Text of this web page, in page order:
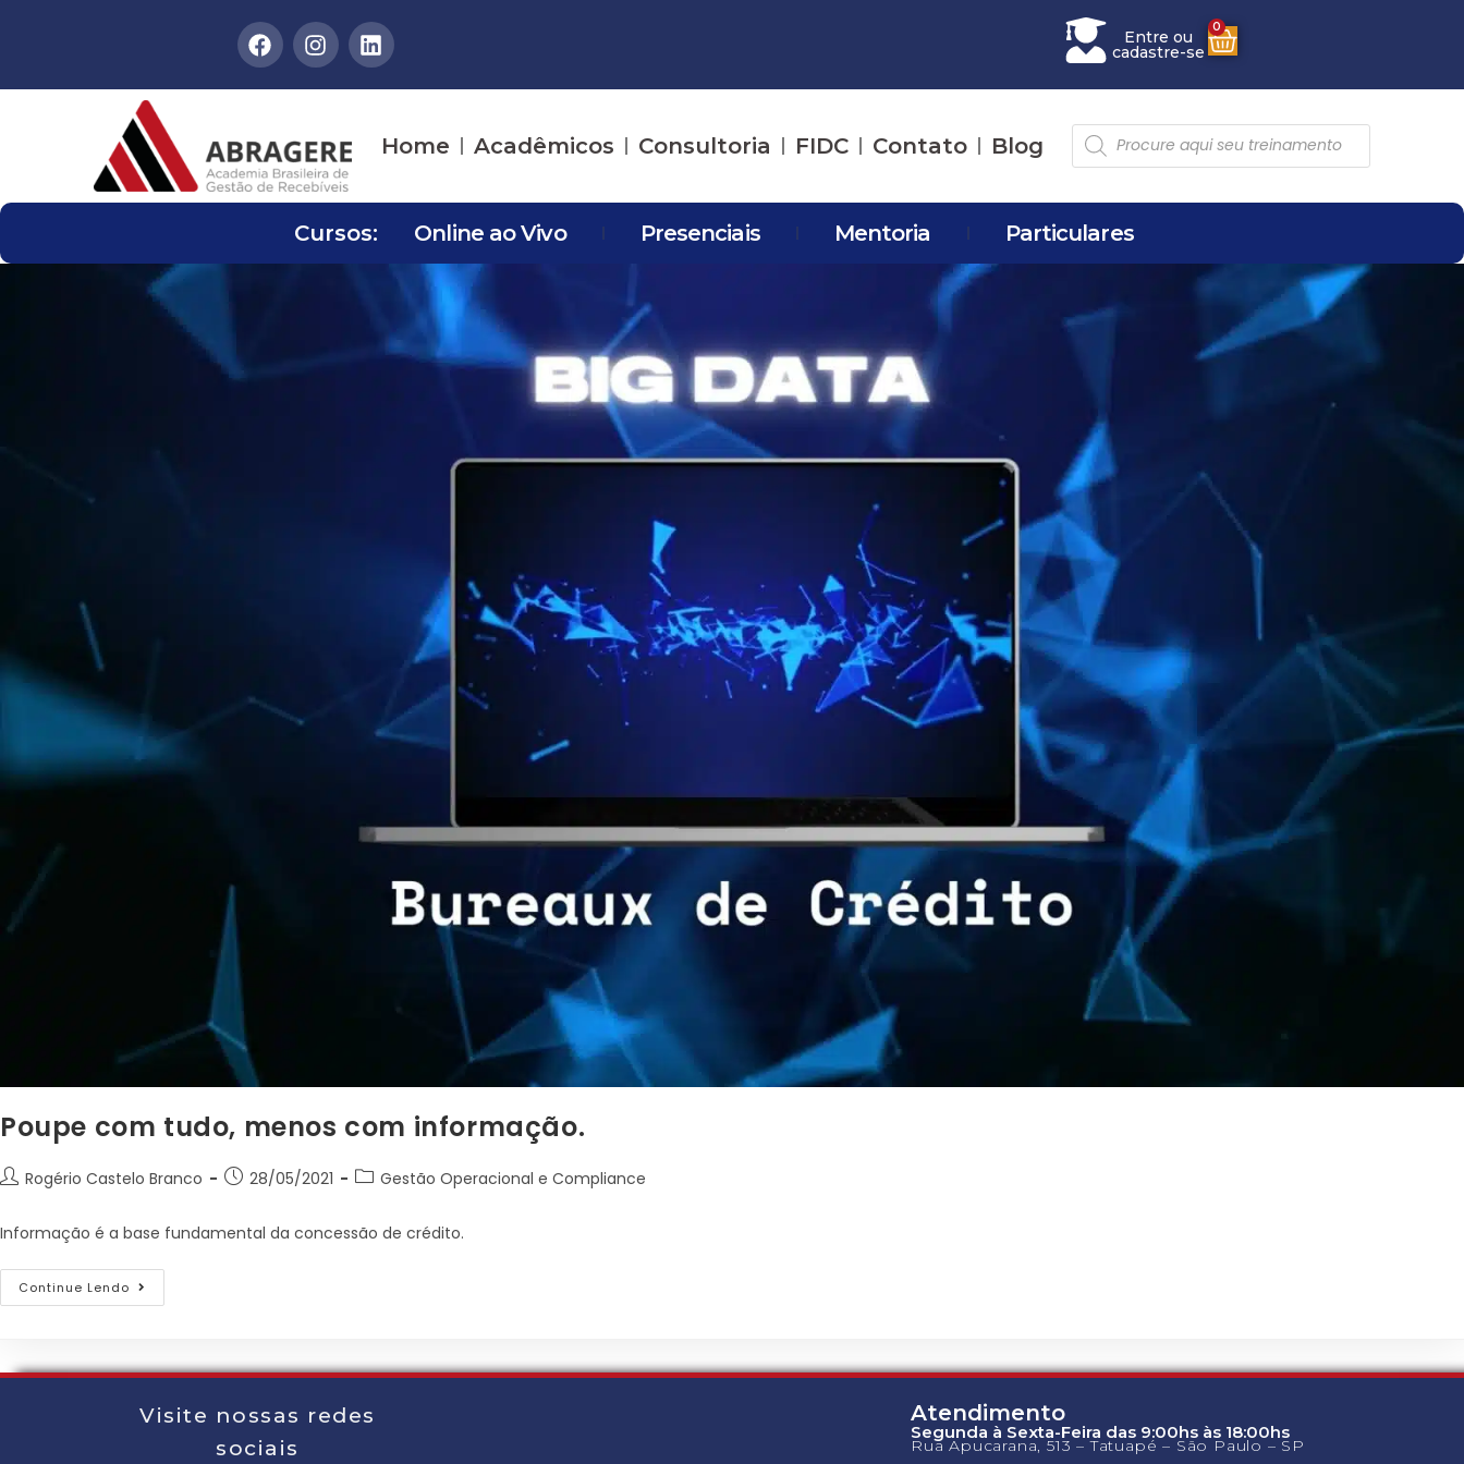
Entre ou
cadastre-se
0
Home Acadêmicos Consultoria FIDC Contato Blog
Cursos: Online ao Vivo Presenciais Mentoria Particulares
Poupe com tudo, menos com informação.
Rogério Castelo Branco 28/05/2021 Gestão Operacional e Compliance
Informação é a base fundamental da concessão de crédito.
Continue Lendo
Visite nossas redes
sociais
Atendimento
Segunda à Sexta-Feira das 9:00hs às 18:00hs
Rua Apucarana, 513 – Tatuapé – São Paulo – SP